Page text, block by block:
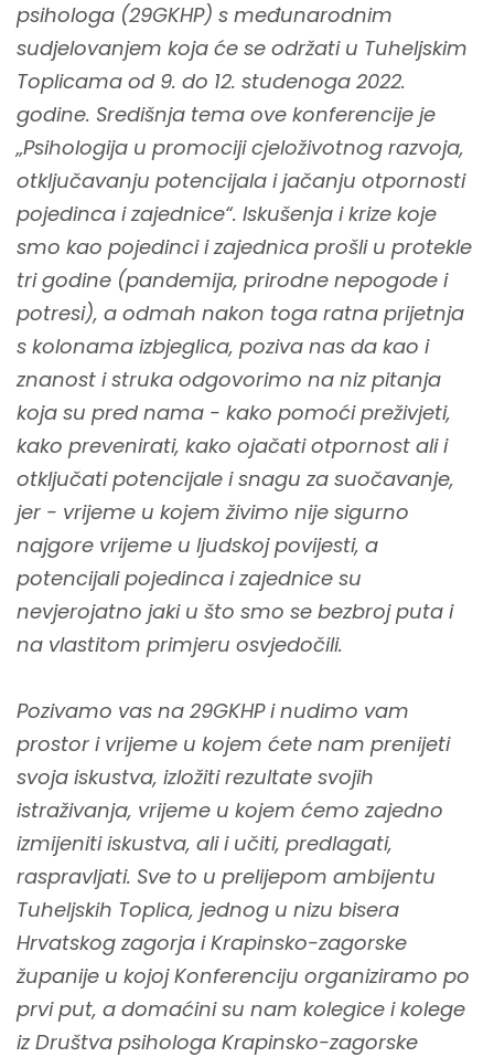
psihologa (29GKHP) s međunarodnim
sudjelovanjem koja će se održati u Tuheljskim
Toplicama od 9. do 12. studenoga 2022.
godine. Središnja tema ove konferencije je
„Psihologija u promociji cjeloživotnog razvoja,
otključavanju potencijala i jačanju otpornosti
pojedinca i zajednice“. Iskušenja i krize koje
smo kao pojedinci i zajednica prošli u protekle
tri godine (pandemija, prirodne nepogode i
potresi), a odmah nakon toga ratna prijetnja
s kolonama izbjeglica, poziva nas da kao i
znanost i struka odgovorimo na niz pitanja
koja su pred nama - kako pomoći preživjeti,
kako prevenirati, kako ojačati otpornost ali i
otključati potencijale i snagu za suočavanje,
jer - vrijeme u kojem živimo nije sigurno
najgore vrijeme u ljudskoj povijesti, a
potencijali pojedinca i zajednice su
nevjerojatno jaki u što smo se bezbroj puta i
na vlastitom primjeru osvjedočili.
Pozivamo vas na 29GKHP i nudimo vam
prostor i vrijeme u kojem ćete nam prenijeti
svoja iskustva, izložiti rezultate svojih
istraživanja, vrijeme u kojem ćemo zajedno
izmijeniti iskustva, ali i učiti, predlagati,
raspravljati. Sve to u prelijepom ambijentu
Tuheljskih Toplica, jednog u nizu bisera
Hrvatskog zagorja i Krapinsko-zagorske
županije u kojoj Konferenciju organiziramo po
prvi put, a domaćini su nam kolegice i kolege
iz Društva psihologa Krapinsko-zagorske